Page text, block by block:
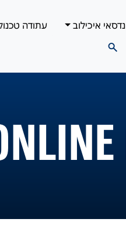
איכילוב עתודה